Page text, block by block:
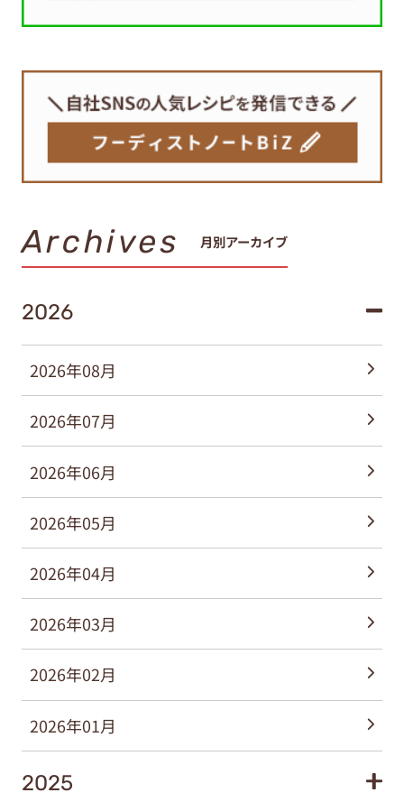
Archives 月別アーカイブ
2026
2026年08月
2026年07月
2026年06月
2026年05月
2026年04月
2026年03月
2026年02月
2026年01月
2025